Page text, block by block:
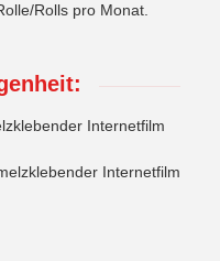
Rolls pro Monat.
Internetfilm
Internetfilm